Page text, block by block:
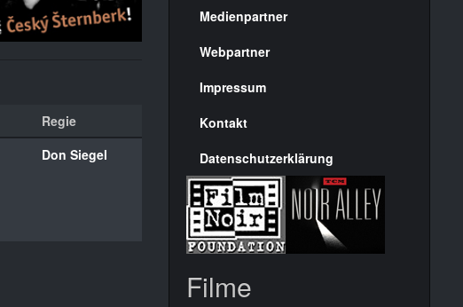
Regie
Don Siegel
Menülinks
rechte
Seite
Medienpartner
Webpartner
Impressum
Kontakt
Datenschutzerklärung
Filme